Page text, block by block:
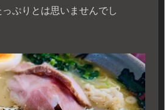
ぷりとは思いませんでし